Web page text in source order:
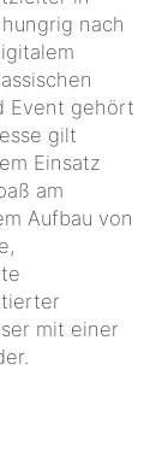
nach
Event gehört
gilt
Einsatz
am
Aufbau von
mit einer